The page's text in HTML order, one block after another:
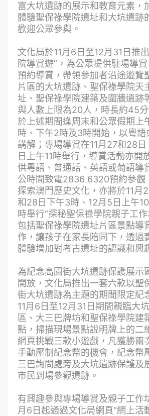
富大坑遺跡的展示和教育元素，
體驗聖保祿學院遺址和大坑遺跡
歡迎公眾參與。
文化局於11月6日至12月31日推
院導賞遊”，為公眾提供駐場導
預約導賞，帶領參加者沿途遊覽
片區的大坑遺跡、聖保祿學院天
址、聖保祿學院建築及圍牆遺跡
與人數上限為20人，時長約45
於上述期間逢周末和公眾假期上
時、下午2時及3時開始，以粵語
講解；專場導賞在11月27和28
日上午11時舉行，導賞活動亦開
供粵語、普通話、英語或葡語導
公時間致電2836 6320預約參觀
探索澳門歷史文化，亦將於11月
和28日下午3時、12月5日上午
時舉行“探秘聖保祿學院親子工
包括聖保祿學院遺址片區景點導
作，讓孩子在家長陪同下，透過
體驗增加對考古遺址的認識和興
為紀念高園街大坑遺跡保護展示
開放，文化局推出一套六款以聖
街大坑遺跡為主題的期間限定紀
11月6日至12月31日期間親臨大
區、大三巴牌坊和聖保祿學院建
點，掃描現場景點說明牌上的二
網頁挑戰三款小遊戲，凡獲勝兩
手動壓制紀念幣的機會，紀念幣
三巴詢問處旁及大坑遺跡保護及
市民到場參觀遺跡。
有興趣參與專場導賞及親子工作
月6日起通過文化局網頁“網上活